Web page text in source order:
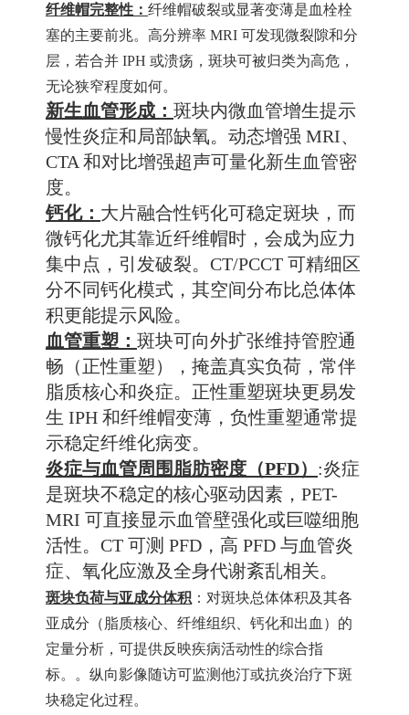
纤维帽完整性： 纤维帽破裂或显著变薄是血栓栓
塞的主要前兆。高分辨率 MRI 可发现微裂隙和分
层，若合并 IPH 或溃疡，斑块可被归类为高危，
无论狭窄程度如何。
新生血管形成： 斑块内微血管增生提示
慢性炎症和局部缺氧。动态增强 MRI、
CTA 和对比增强超声可量化新生血管密
度。
钙化： 大片融合性钙化可稳定斑块，而
微钙化尤其靠近纤维帽时，会成为应力
集中点，引发破裂。CT/PCCT 可精细区
分不同钙化模式，其空间分布比总体体
积更能提示风险。
血管重塑： 斑块可向外扩张维持管腔通
畅（正性重塑），掩盖真实负荷，常伴
脂质核心和炎症。正性重塑斑块更易发
生 IPH 和纤维帽变薄，负性重塑通常提
示稳定纤维化病变。
炎症与血管周围脂肪密度（PFD） :炎症
是斑块不稳定的核心驱动因素， PET-
MRI 可直接显示血管壁强化或巨噬细胞
活性。CT 可测 PFD，高 PFD 与血管炎
症、氧化应激及全身代谢紊乱相关。
斑块负荷与亚成分体积 ： 对斑块总体体积及其各
亚成分（脂质核心、纤维组织、钙化和出血）的
定量分析，可提供反映疾病活动性的综合指
标。
。纵向影像随访可监测他汀或抗炎治疗下斑
块稳定化过程。